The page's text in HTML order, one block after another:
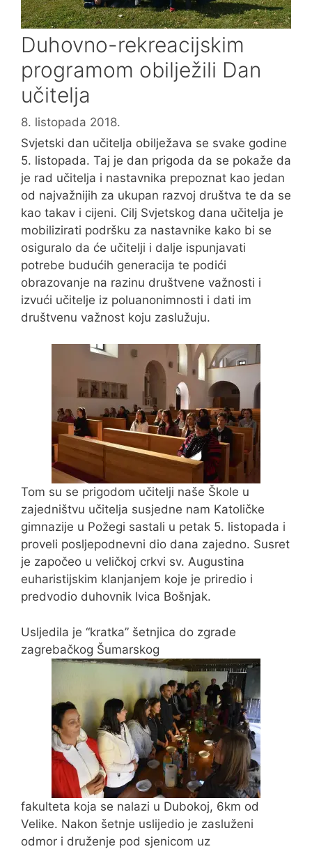
Duhovno-rekreacijskim
programom obilježili Dan
učitelja
8. listopada 2018.
Svjetski dan učitelja obilježava se svake godine
5. listopada. Taj je dan prigoda da se pokaže da
je rad učitelja i nastavnika prepoznat kao jedan
od najvažnijih za ukupan razvoj društva te da se
kao takav i cijeni. Cilj Svjetskog dana učitelja je
mobilizirati podršku za nastavnike kako bi se
osiguralo da će učitelji i dalje ispunjavati
potrebe budućih generacija te podići
obrazovanje na razinu društvene važnosti i
izvući učitelje iz poluanonimnosti i dati im
društvenu važnost koju zaslužuju.
Tom su se prigodom učitelji naše Škole u
zajedništvu učitelja susjedne nam Katoličke
gimnazije u Požegi sastali u petak 5. listopada i
proveli posljepodnevni dio dana zajedno. Susret
je započeo u veličkoj crkvi sv. Augustina
euharistijskim klanjanjem koje je priredio i
predvodio duhovnik Ivica Bošnjak.
Usljedila je “kratka” šetnjica do zgrade
zagrebačkog Šumarskog
fakulteta koja se nalazi u Dubokoj, 6km od
Velike. Nakon šetnje uslijedio je zasluženi
odmor i druženje pod sjenicom uz